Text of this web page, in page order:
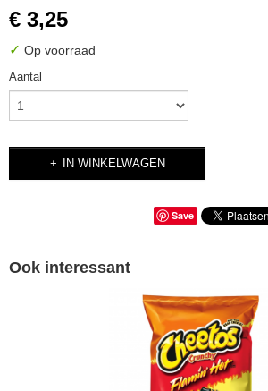
€ 3,25
✓ Op voorraad
Aantal
IN WINKELWAGEN
Save
Ook interessant